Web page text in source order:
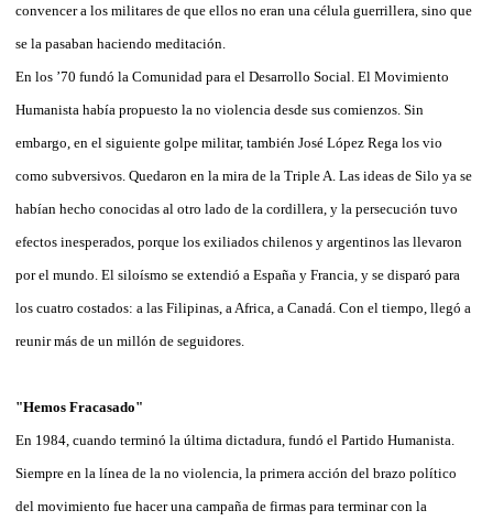
convencer a los militares de que ellos no eran una célula guerrillera, sino que
se la pasaban haciendo meditación.
En los ’70 fundó la Comunidad para el Desarrollo Social. El Movimiento
Humanista había propuesto la no violencia desde sus comienzos. Sin
embargo, en el siguiente golpe militar, también José López Rega los vio
como subversivos. Quedaron en la mira de la Triple A. Las ideas de Silo ya se
habían hecho conocidas al otro lado de la cordillera, y la persecución tuvo
efectos inesperados, porque los exiliados chilenos y argentinos las llevaron
por el mundo. El siloísmo se extendió a España y Francia, y se disparó para
los cuatro costados: a las Filipinas, a Africa, a Canadá. Con el tiempo, llegó a
reunir más de un millón de seguidores.
"Hemos Fracasado"
En 1984, cuando terminó la última dictadura, fundó el Partido Humanista.
Siempre en la línea de la no violencia, la primera acción del brazo político
del movimiento fue hacer una campaña de firmas para terminar con la